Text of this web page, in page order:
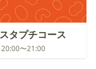
タプチコース
〜21:00